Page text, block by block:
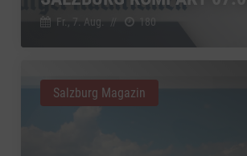
Fr., 7. Aug. // 180
Salzburg Magazin
Google Ireland Limited, Irland